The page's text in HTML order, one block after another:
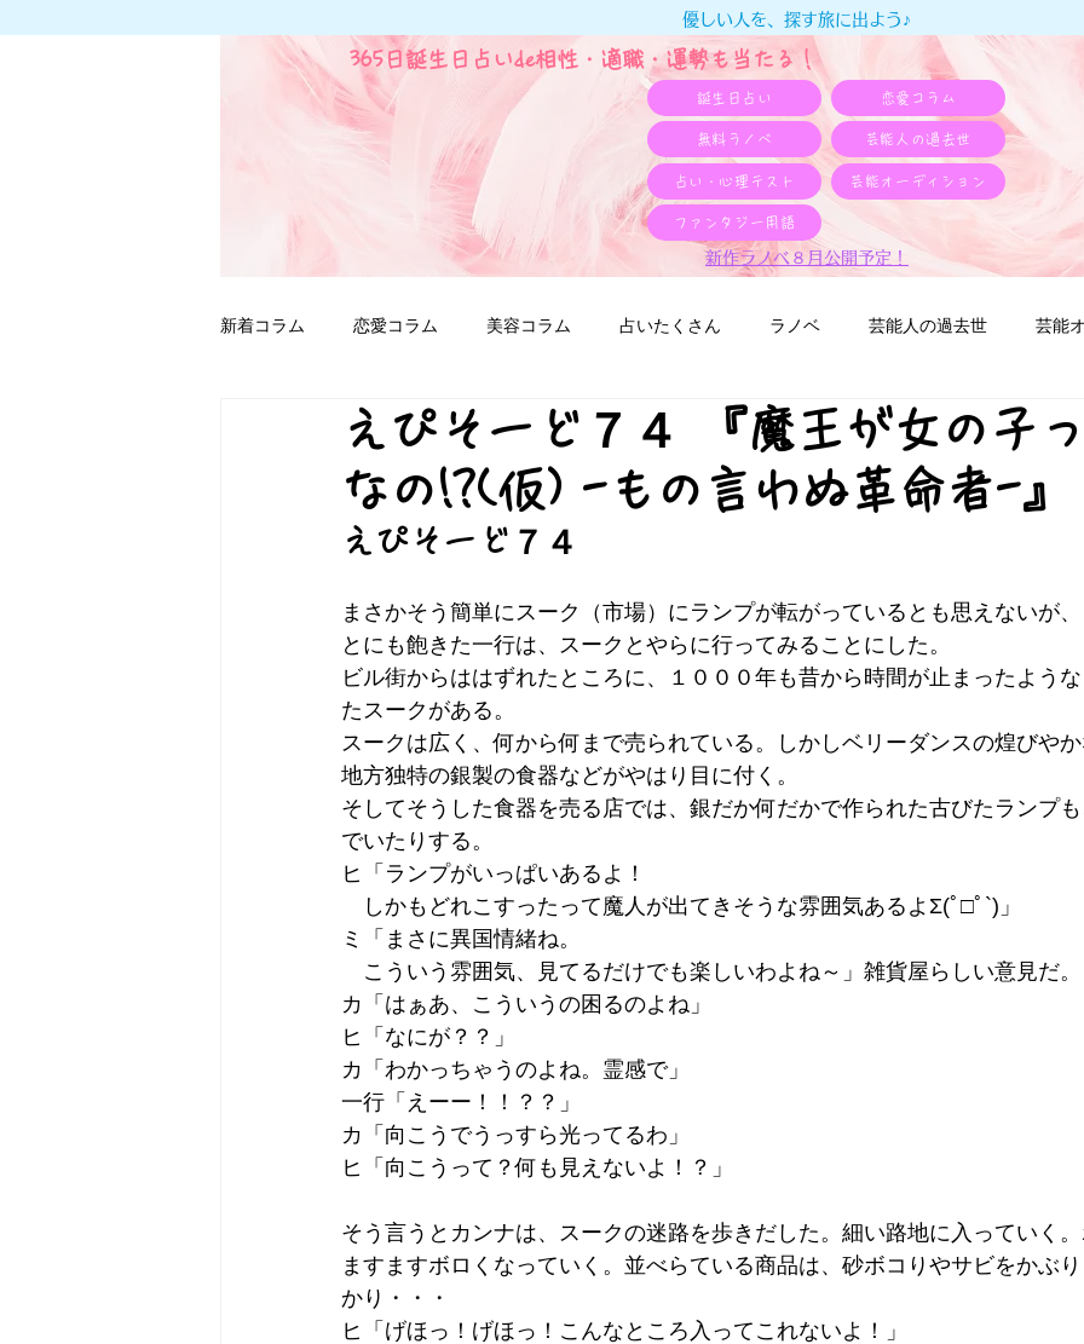
365日誕生日占いde相性・適職・​運勢も当たる！
優しい人を、探す旅に出よう♪
誕生日占い 恋愛コラム
無料ラノベ 芸能人の過去世
占い・心理テスト 芸能オーディション
ファンタジー用語
新作ラノベ８月公開予定！
新着コラム 恋愛コラム 美容コラム 占いたくさん ラノベ 芸能人の過去世 芸能
ファンタジー用語えぴそーど７４ 『魔王が女の子
なの!?(仮) -もの言わぬ革命者-』
えぴそーど７４
まさかそう簡単にスーク（市場）にランプが転がっているとも思えないが
とにも飽きた一行は、スークとやらに行ってみることにした。
ビル街からははずれたところに、１０００年も昔から時間が止まったよう
たスークがある。
スークは広く、何から何まで売られている。しかしベリーダンスの煌びや
地方独特の銀製の食器などがやはり目に付く。
そしてそうした食器を売る店では、銀だか何だかで作られた古びたランプ
でいたりする。
ヒ「ランプがいっぱいあるよ！
しかもどれこすったって魔人が出てきそうな雰囲気あるよΣ(ﾟ□ﾟ︎`)」
ミ「まさに異国情緒ね。
こういう雰囲気、見てるだけでも楽しいわよね～」雑貨屋らしい意見だ。
カ「はぁあ、こういうの困るのよね」
ヒ「なにが？？」
カ「わかっちゃうのよね。霊感で」
一行「えーー！！？？」
カ「向こうでうっすら光ってるわ」
ヒ「向こうって？何も見えないよ！？」
そう言うとカンナは、スークの迷路を歩きだした。細い路地に入っていく
ますますボロくなっていく。並べらている商品は、砂ボコりやサビをかぶ
かり・・・
ヒ「げほっ！げほっ！こんなところ入ってこれないよ！」